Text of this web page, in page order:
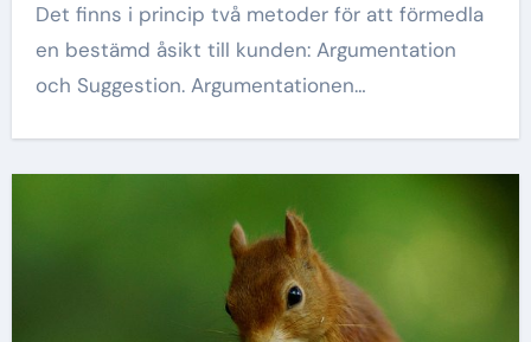
Det finns i princip två metoder för att förmedla
en bestämd åsikt till kunden: Argumentation
och Suggestion. Argumentationen…